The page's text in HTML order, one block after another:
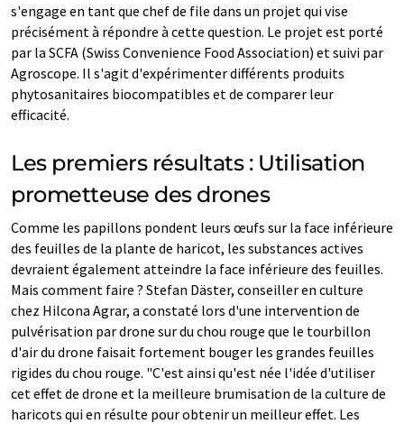
s'engage en tant que chef de file dans un projet qui vise
précisément à répondre à cette question. Le projet est porté
par la SCFA (Swiss Convenience Food Association) et suivi par
Agroscope. Il s'agit d'expérimenter différents produits
phytosanitaires biocompatibles et de comparer leur
efficacité.
Les premiers résultats : Utilisation
prometteuse des drones
Comme les papillons pondent leurs œufs sur la face inférieure
des feuilles de la plante de haricot, les substances actives
devraient également atteindre la face inférieure des feuilles.
Mais comment faire ? Stefan Däster, conseiller en culture
chez Hilcona Agrar, a constaté lors d'une intervention de
pulvérisation par drone sur du chou rouge que le tourbillon
d'air du drone faisait fortement bouger les grandes feuilles
rigides du chou rouge. "C'est ainsi qu'est née l'idée d'utiliser
cet effet de drone et la meilleure brumisation de la culture de
haricots qui en résulte pour obtenir un meilleur effet. Les